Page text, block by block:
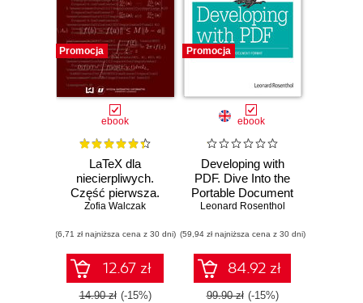
Promocja
ebook
LaTeX dla
niecierpliwych.
Część pierwsza.
Wydanie drugie
uzupełnione
Zofia Walczak
(6,71 zł najniższa cena z 30 dni)
12.67 zł
14.90 zł (-15%)
Promocja
ebook
Developing with
PDF. Dive Into the
Portable Document
Format
Leonard Rosenthol
(59,94 zł najniższa cena z 30 dni)
84.92 zł
99.90 zł (-15%)